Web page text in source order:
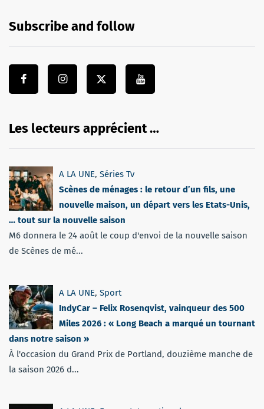
Subscribe and follow
Les lecteurs apprécient …
A LA UNE, Séries Tv
Scènes de ménages : le retour d’un fils, une
nouvelle maison, un départ vers les Etats-Unis,
… tout sur la nouvelle saison
M6 donnera le 24 août le coup d'envoi de la nouvelle saison
de Scènes de mé...
A LA UNE, Sport
IndyCar – Felix Rosenqvist, vainqueur des 500
Miles 2026 : « Long Beach a marqué un tournant
dans notre saison »
À l'occasion du Grand Prix de Portland, douzième manche de
la saison 2026 d...